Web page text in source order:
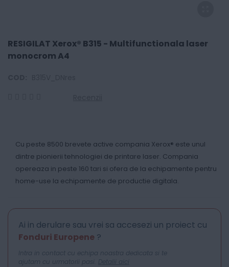
RESIGILAT Xerox® B315 - Multifunctionala laser
monocrom A4
Cu peste 8500 brevete active compania Xerox® este unul
dintre pionierii tehnologiei de printare laser. Compania
opereaza in peste 160 tari si ofera de la echipamente pentru
home-use la echipamente de productie digitala.
Ai in derulare sau vrei sa accesezi un proiect cu
Fonduri Europene ?
Intra in contact cu echipa noastra dedicata si te
ajutam cu urmatorii pasi. Detalii aici